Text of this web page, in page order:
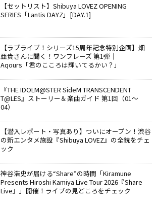
【セットリスト】Shibuya LOVEZ OPENING
SERIES「Lantis DAYZ」[DAY.1]
【ラブライブ！シリーズ15周年記念特別企画】畑
亜貴さんに聞く！ワンフレーズ 第1弾｜
Aqours「君のこころは輝いてるかい？」
『THE IDOLM@STER SideM TRANSCENDENT
T@LES』ストーリー＆楽曲ガイド 第1回（01～
04）
【潜入レポート・写真あり】ついにオープン！渋谷
の新エンタメ施設『Shibuya LOVEZ』の全貌をチェ
ック
神谷浩史が届ける“Share”の時間――「Kiramune
Presents Hiroshi Kamiya Live Tour 2026『Share
Live』」開催！ライブの見どころをチェック